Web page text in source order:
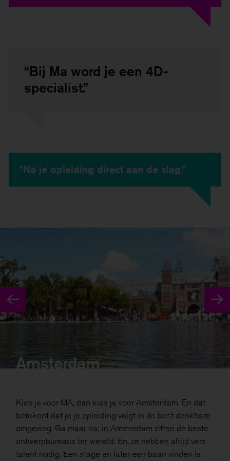
“Bij Ma word je een 4D-
specialist.”
“Na je opleiding direct aan de slag.”
Amsterdam
Kies je voor MA, dan kies je voor Amsterdam. En dat
betekent dat je je opleiding volgt in de best denkbare
omgeving. Ga maar na: in Amsterdam zitten de beste
ontwerpbureaus ter wereld. En, ze hebben altijd vers
talent nodig. Een stage en later een baan vinden is